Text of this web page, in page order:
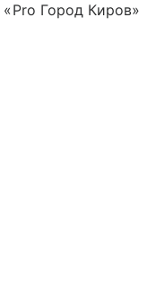
«Pro Город Киров»